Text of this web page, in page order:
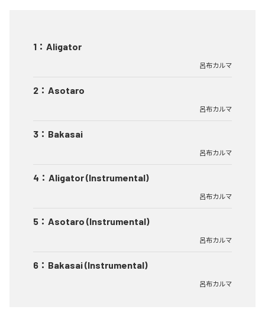
1 ： Aligator
呂布カルマ
2 ： Asotaro
呂布カルマ
3 ： Bakasai
呂布カルマ
4 ： Aligator (Instrumental)
呂布カルマ
5 ： Asotaro (Instrumental)
呂布カルマ
6 ： Bakasai (Instrumental)
呂布カルマ